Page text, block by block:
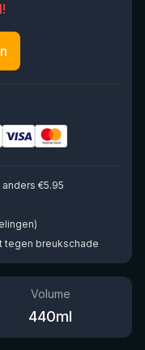
€5.95
tegen breukschade
Volume
440ml